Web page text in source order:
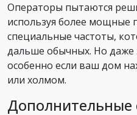
Операторы пытаются
используя более мощные
специальные частоты,
дальше обычных. Но даже
особенно если ваш дом
или холмом.
Дополнительные